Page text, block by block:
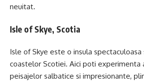
neuitat.
Isle of Skye, Scotia
Isle of Skye este o insula
coastelor Scotiei. Aici poti experimenta
peisajelor salbatice si impresionante,